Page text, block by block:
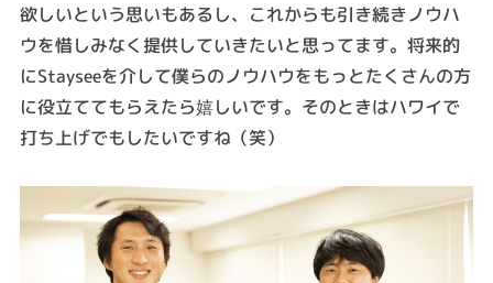
欲しいという思いもあるし、これからも引き続きノウハ
ウを惜しみなく提供していきたいと思ってます。将来的
にStayseeを介して僕らのノウハウをもっとたくさんの方
に役立ててもらえたら嬉しいです。そのときはハワイで
打ち上げでもしたいですね（笑）